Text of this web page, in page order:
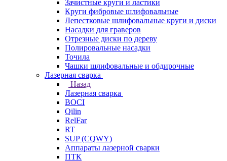
Зачистные круги и ластики
Круги фибровые шлифовальные
Лепестковые шлифовальные круги и диски
Насадки для граверов
Отрезные диски по дереву
Полировальные насадки
Точила
Чашки шлифовальные и обдирочные
Лазерная сварка
Назад
Лазерная сварка
BOCI
Qilin
RelFar
RT
SUP (CQWY)
Аппараты лазерной сварки
ПТК